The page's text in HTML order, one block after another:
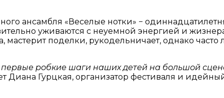
ансамбля «Веселые нотки» −
уживаются с неуемной энергией и
мастерит поделки, рукодельничает, однако
робкие шаги наших детей на большой
Диана Гурцкая, организатор фестиваля и